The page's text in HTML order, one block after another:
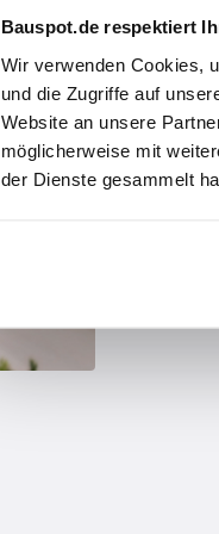
Bauspot.de respektiert
Wir verwenden Cookies,
und die Zugriffe auf
Website an unsere
möglicherweise mit
der Dienste gesammelt